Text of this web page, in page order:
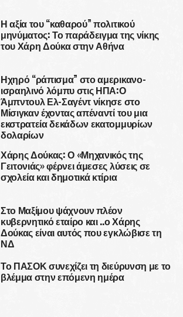
Η αξία του “καθαρού” πολιτικού
μηνύματος: Το παράδειγμα της νίκης
του Χάρη Δούκα στην Αθήνα
Ηχηρό “ράπισμα” στο αμερικανο-
ισραηλινό λόμπυ στις ΗΠΑ:Ο
Άμπντουλ Ελ-Σαγέντ νίκησε στο
Μίσιγκαν έχοντας απέναντί του μια
εκστρατεία δεκάδων εκατομμυρίων
δολαρίων
Χάρης Δούκας: Ο «Μηχανικός της
Γειτονιάς» φέρνει άμεσες λύσεις σε
σχολεία και δημοτικά κτίρια
Στο Μαξίμου ψάχνουν πλέον
κυβερνητικό εταίρο και ..ο Χάρης
Δούκας είναι αυτός που εγκλώβισε τη
ΝΔ
Το ΠΑΣΟΚ συνεχίζει τη διεύρυνση με το
βλέμμα στην επόμενη ημέρα